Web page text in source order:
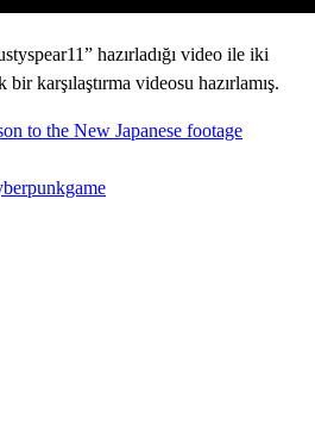
hazırladığı video ile iki
karşılaştırma videosu hazırlamış.
to the New Japanese footage